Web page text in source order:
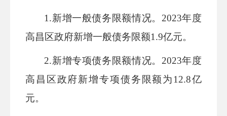
1.新增一般债务限额情况。 2023年度
高昌区政府新增一般债务限额1.9亿元。
2.新增专项债务限额情况。 2023年度
高昌区 政府新增专项债务限额为12.8亿
元。